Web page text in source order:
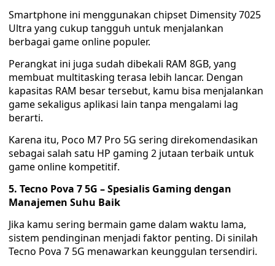
Smartphone ini menggunakan chipset Dimensity 7025
Ultra yang cukup tangguh untuk menjalankan
berbagai game online populer.
Perangkat ini juga sudah dibekali RAM 8GB, yang
membuat multitasking terasa lebih lancar. Dengan
kapasitas RAM besar tersebut, kamu bisa menjalankan
game sekaligus aplikasi lain tanpa mengalami lag
berarti.
Karena itu, Poco M7 Pro 5G sering direkomendasikan
sebagai salah satu HP gaming 2 jutaan terbaik untuk
game online kompetitif.
5. Tecno Pova 7 5G – Spesialis Gaming dengan
Manajemen Suhu Baik
Jika kamu sering bermain game dalam waktu lama,
sistem pendinginan menjadi faktor penting. Di sinilah
Tecno Pova 7 5G menawarkan keunggulan tersendiri.